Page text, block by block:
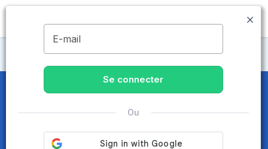
MENU
Maisons de retraite Gironde
Maisons de retraite et EHPAD
Arcachon (33120)
E-mail
Se connecter
Ou